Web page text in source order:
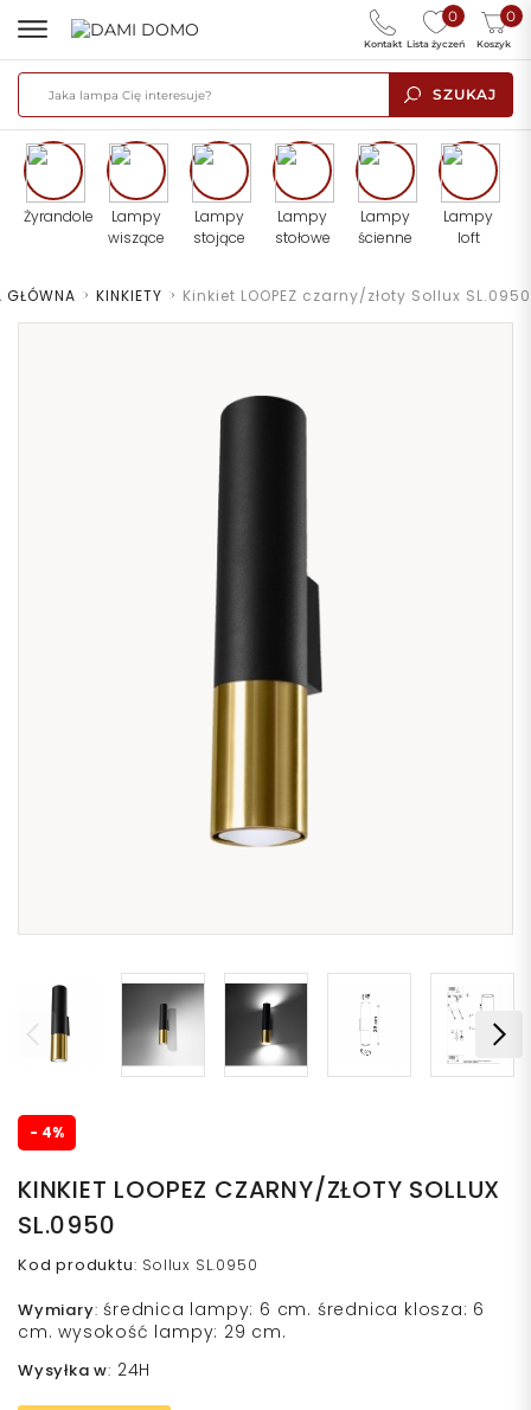
SZUKAJ
0
Lista życzeń
0
Koszyk
Kontakt
Żyrandole
Lampy
wiszące
Lampy
stojące
Lampy
stołowe
Lampy
ścienne
Lampy
loft
GŁÓWNA > KINKIETY > Kinkiet LOOPEZ czarny/złoty Sollux SL.0950
- 4%
KINKIET LOOPEZ CZARNY/ZŁOTY SOLLUX
SL.0950
Kod produktu: Sollux SL.0950
Wymiary: średnica lampy: 6 cm. średnica klosza: 6
cm. wysokość lampy: 29 cm.
Wysyłka w: 24H